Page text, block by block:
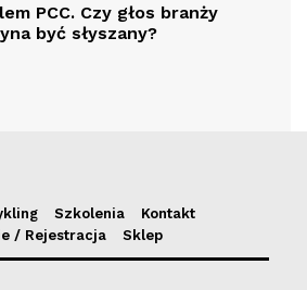
PCC. Czy głos branży
być słyszany?
Szkolenia
Kontakt
/ Rejestracja
Sklep